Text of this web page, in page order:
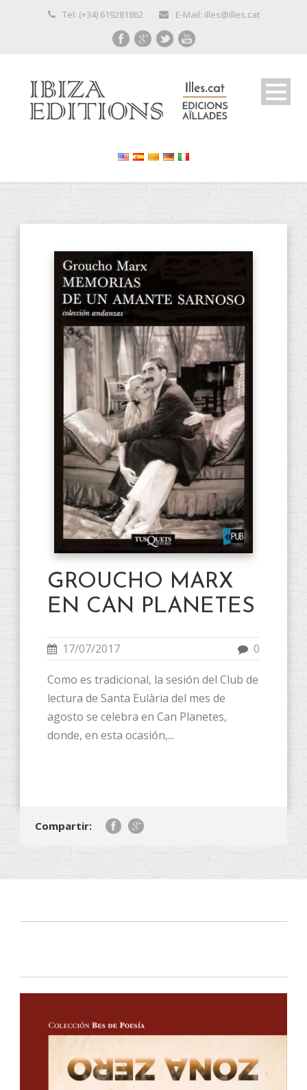
Tel: (+34) 619281862 E-Mail: illes@illes.cat
GROUCHO MARX
EN CAN PLANETES
17/07/2017 0
Como es tradicional, la sesión del Club de
lectura de Santa Eulària del mes de
agosto se celebra en Can Planetes,
donde, en esta ocasión,...
Compartir: